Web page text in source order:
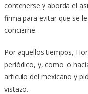
contenerse y aborda el
firma para evitar que se
concierne.
Por aquellos tiempos,
periódico, y, como lo
articulo del mexicano y
vistazo.